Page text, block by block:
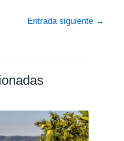
Entrada siguiente →